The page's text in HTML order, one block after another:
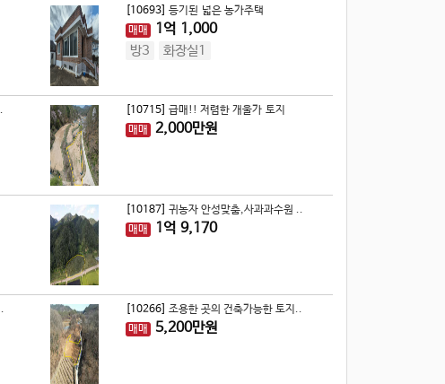
[10693] 등기된 넓은 농가주택
매매
1억 1,000
방3 화장실1
[10715] 급매!! 저렴한 개울가 토지
매매
2,000만원
[10187]
귀농자 안성맞춤,사과과수원 ..
매매
1억 9,170
[10266] 조용한 곳의 건축가능한 토지..
매매
5,200만원